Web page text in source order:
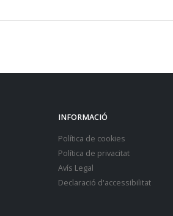
INFORMACIÓ
Política de cookies
Política de privacitat
Avís Legal
Declaració d'accessibilitat